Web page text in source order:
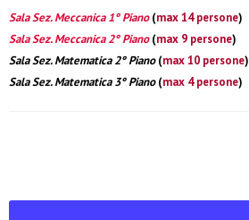
Sala Sez. Meccanica 1° Piano(max 14 persone)
Sala Sez. Meccanica 2° Piano(max 9 persone)
Sala Sez. Matematica 2° Piano(max 10 persone)
Sala Sez. Matematica 3° Piano(max 4 persone)